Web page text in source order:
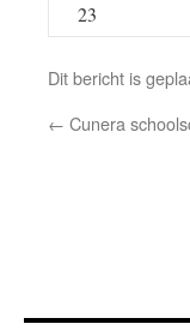
23
Dit bericht is
← Cunera